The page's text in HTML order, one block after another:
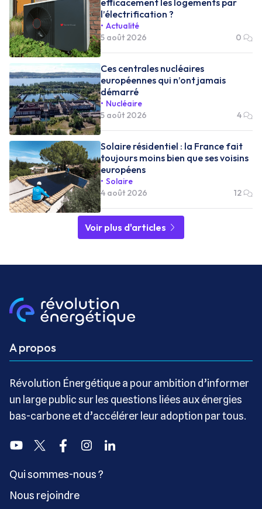
l’électrification ?
Actualité
5 août 2026
0
Ces centrales nucléaires
européennes qui n’ont jamais
démarré
Nucléaire
5 août 2026
4
Solaire résidentiel : la France fait
toujours moins bien que ses voisins
européens
Solaire
4 août 2026
12
Voir plus d'articles
A propos
Révolution Énergétique a pour ambition d’informer
un large public sur les questions liées aux énergies
bas-carbone et d’accélérer leur adoption par tous.
YoutubeTwitter FacebookInstagramLinkedin
Qui sommes-nous ?
Nous rejoindre